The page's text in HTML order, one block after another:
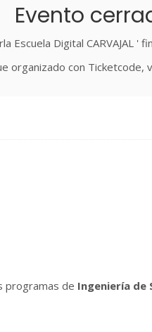
Evento
Escuela Digital CARVAJAL '
organizado con Ticketcode,
programas de Ingeniería de